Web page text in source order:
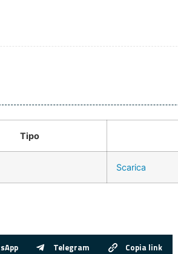
Tipo
Scarica
Telegram Copia link